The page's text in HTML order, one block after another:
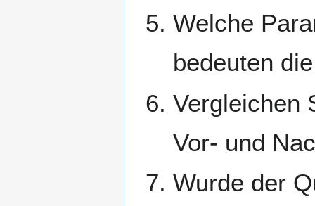
Welche
bedeuten
Vergleichen
Vor- und
Wurde der